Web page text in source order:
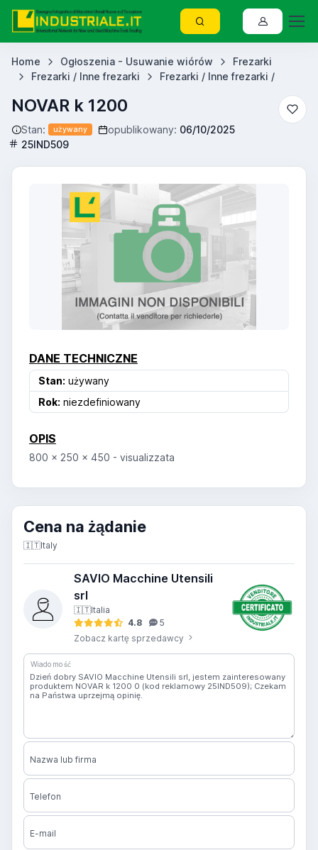
Home Ogłoszenia - Usuwanie wiórów
Frezarki
Frezarki / Inne frezarki
Frezarki / Inne frezarki /
NOVAR k 1200
Stan: używany opublikowany: 06/10/2025
25IND509
DANE TECHNICZNE
Stan: używany
Rok: niezdefiniowany
OPIS
800 x 250 x 450 - visualizzata
Cena na żądanie
🇮🇹Italy
SAVIO Macchine Utensili
srl
🇮🇹Italia
4.8
5
Zobacz kartę sprzedawcy
Wiadomość
Nazwa lub firma
Telefon
E-mail